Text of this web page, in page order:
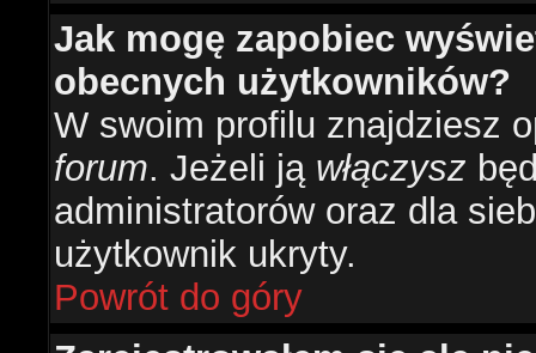
Jak mogę zapobiec
obecnych użytkowników?
W swoim profilu znajdziesz
forum. Jeżeli ją włączysz
administratorów oraz dla
użytkownik ukryty.
Powrót do góry